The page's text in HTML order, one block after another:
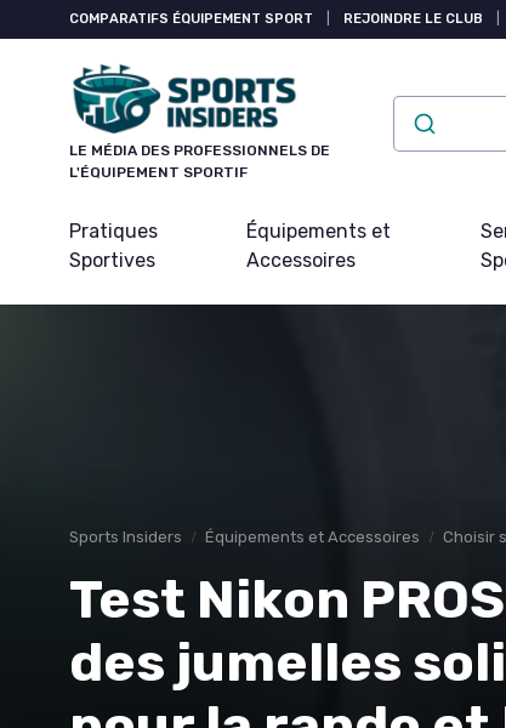
COMPARATIFS ÉQUIPEMENT SPORT REJOINDRE LE CLUB
LE MÉDIA DES PROFESSIONNELS DE
L'ÉQUIPEMENT SPORTIF
Pratiques
Sportives
Équipements et
Accessoires
Sports Insiders Équipements et Accessoires Choisir
Test Nikon
des jumelles
Panneau de gestion des cookies